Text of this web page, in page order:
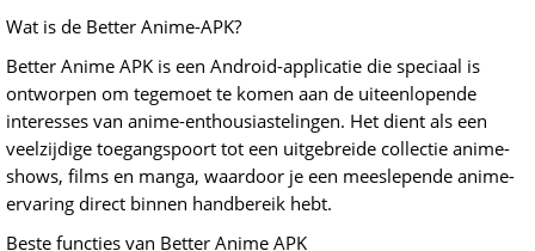
Wat is de Better Anime-APK?
Better Anime APK is een Android-applicatie die speciaal is
ontworpen om tegemoet te komen aan de uiteenlopende
interesses van anime-enthousiastelingen. Het dient als een
veelzijdige toegangspoort tot een uitgebreide collectie anime-
shows, films en manga, waardoor je een meeslepende anime-
ervaring direct binnen handbereik hebt.
Beste functies van Better Anime APK